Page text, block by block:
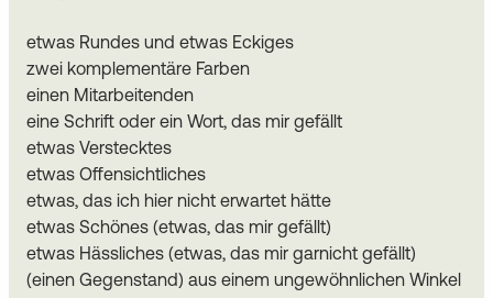
etwas Rundes und etwas Eckiges
zwei komplementäre Farben
einen Mitarbeitenden
eine Schrift oder ein Wort, das mir gefällt
etwas Verstecktes
etwas Offensichtliches
etwas, das ich hier nicht erwartet hätte
etwas Schönes (etwas, das mir gefällt)
etwas Hässliches (etwas, das mir garnicht gefällt)
(einen Gegenstand) aus einem ungewöhnlichen Winkel